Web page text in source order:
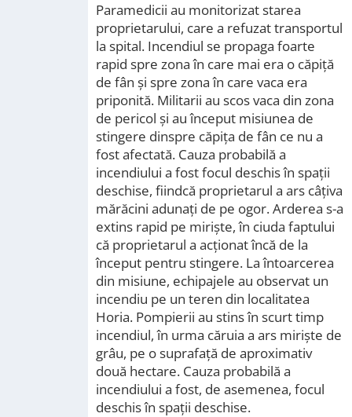
Paramedicii au monitorizat starea
proprietarului, care a refuzat transportul
la spital. Incendiul se propaga foarte
rapid spre zona în care mai era o căpiţă
de fân şi spre zona în care vaca era
priponită. Militarii au scos vaca din zona
de pericol şi au început misiunea de
stingere dinspre căpiţa de fân ce nu a
fost afectată. Cauza probabilă a
incendiului a fost focul deschis în spaţii
deschise, fiindcă proprietarul a ars câţiva
mărăcini adunaţi de pe ogor. Arderea s-a
extins rapid pe mirişte, în ciuda faptului
că proprietarul a acţionat încă de la
început pentru stingere. La întoarcerea
din misiune, echipajele au observat un
incendiu pe un teren din localitatea
Horia. Pompierii au stins în scurt timp
incendiul, în urma căruia a ars mirişte de
grâu, pe o suprafaţă de aproximativ
două hectare. Cauza probabilă a
incendiului a fost, de asemenea, focul
deschis în spaţii deschise.